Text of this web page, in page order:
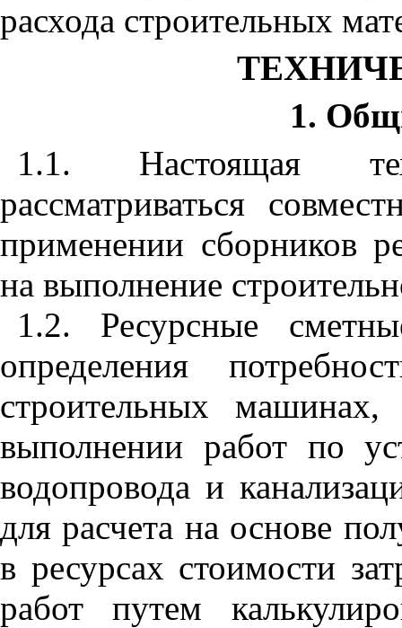
расхода строительных
1.
1.1. Настоящая
рассматриваться
применении сборников
на выполнение
1.2. Ресурсные
определения
строительных
выполнении работ по
водопровода и
для расчета на основе
в ресурсах стоимости
работ путем